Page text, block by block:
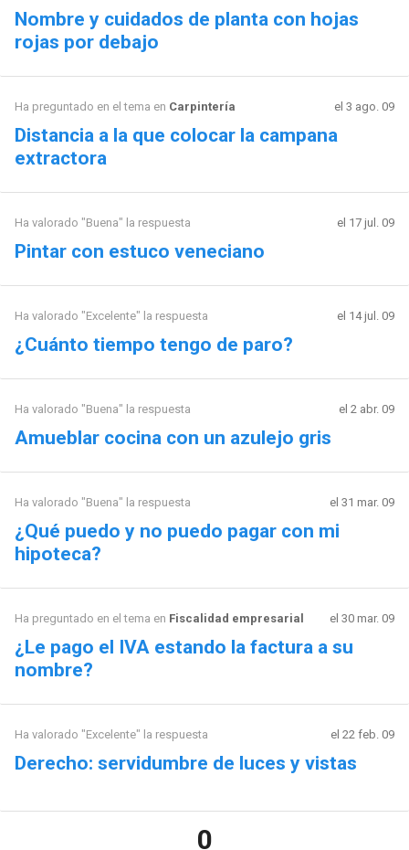
Nombre y cuidados de planta con hojas
rojas por debajo
Ha preguntado en el tema en Carpintería el 3 ago. 09
Distancia a la que colocar la campana
extractora
Ha valorado "Buena" la respuesta el 17 jul. 09
Pintar con estuco veneciano
Ha valorado "Excelente" la respuesta el 14 jul. 09
¿Cuánto tiempo tengo de paro?
Ha valorado "Buena" la respuesta el 2 abr. 09
Amueblar cocina con un azulejo gris
Ha valorado "Buena" la respuesta el 31 mar. 09
¿Qué puedo y no puedo pagar con mi
hipoteca?
Ha preguntado en el tema en Fiscalidad empresarial el 30 mar. 09
¿Le pago el IVA estando la factura a su
nombre?
Ha valorado "Excelente" la respuesta el 22 feb. 09
Derecho: servidumbre de luces y vistas
0